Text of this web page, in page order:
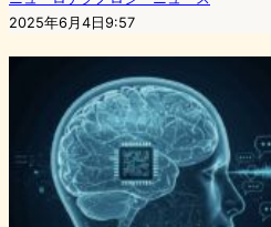
2025年6月4日9:57